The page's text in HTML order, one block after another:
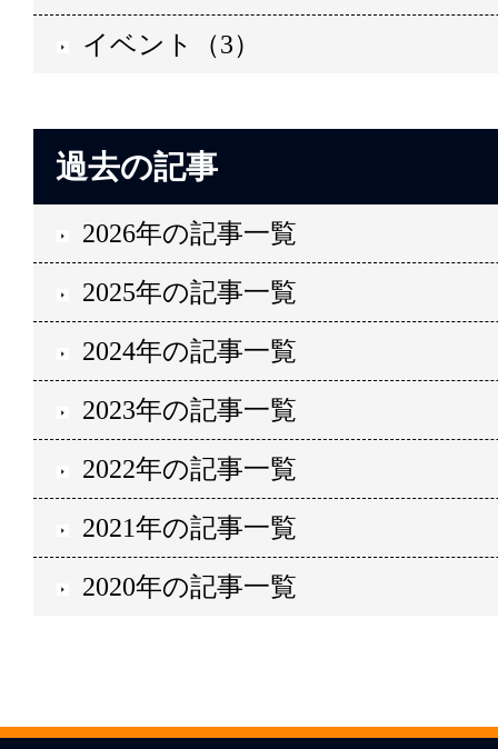
イベント（3）
過去の記事
2026年の記事一覧
2025年の記事一覧
2024年の記事一覧
2023年の記事一覧
2022年の記事一覧
2021年の記事一覧
2020年の記事一覧